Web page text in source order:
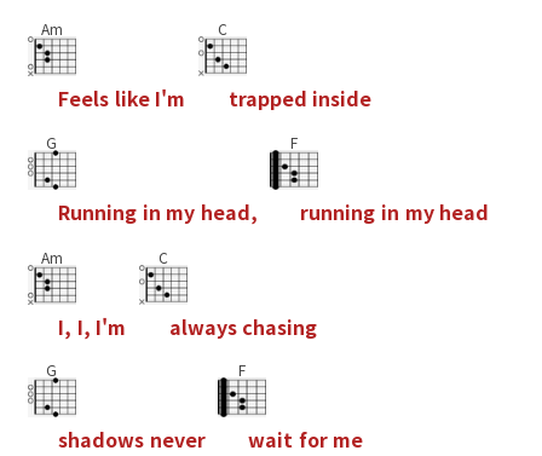
Am
Feels like I'm
C
trapped inside
G
Running in my head,
F
running in my head
Am
I, I, I'm
C
always chasing
G
shadows never
F
wait for me